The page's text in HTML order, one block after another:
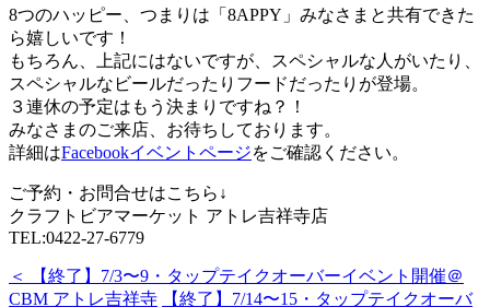
8つのハッピー、つまりは「8APPY」みなさまと共有できた
ら嬉しいです！
もちろん、上記にはないですが、スペシャルな人がいたり、
スペシャルなビールだったりフードだったりが登場。
３連休の予定はもう決まりですね？！
みなさまのご来店、お待ちしております。
詳細はFacebookイベントページをご確認ください。
ご予約・お問合せはこちら↓
クラフトビアマーケット アトレ吉祥寺店
TEL:0422-27-6779
＜ 【終了】7/3〜9・タップテイクオーバーイベント開催＠
CBM アトレ吉祥寺
【終了】7/14〜15・タップテイクオーバ